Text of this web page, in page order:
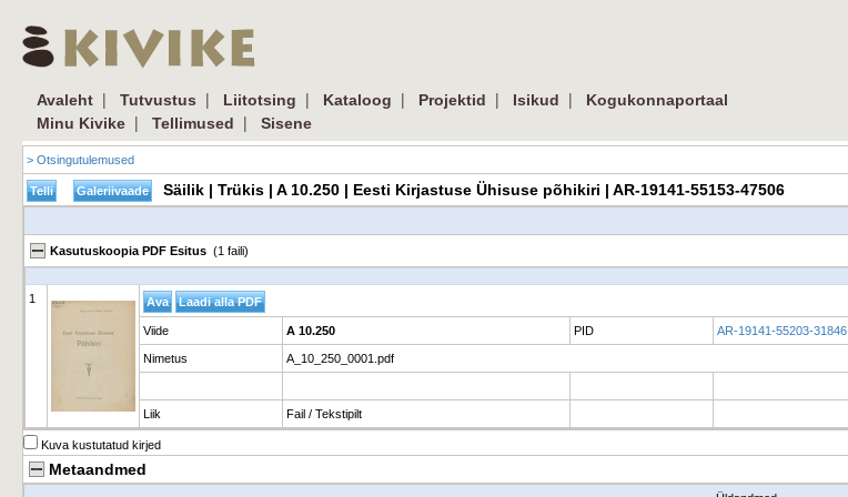
Avaleht | Tutvustus | Liitotsing | Kataloog | Projektid | Isikud |
Kogukonnaportaal
Minu Kivike | Tellimused | Sisene
> Otsingutulemused
Säilik | Trükis | A 10.250 | Eesti Kirjastuse Ühisuse põhikiri | AR-19141-55153-47506
Kasutuskoopia PDF Esitus (1 faili)
1
Viide A 10.250 PID AR-19141-55203-31846
Nimetus A_10_250_0001.pdf
Liik Fail / Tekstipilt
Kuva kustutatud kirjed
Metaandmed